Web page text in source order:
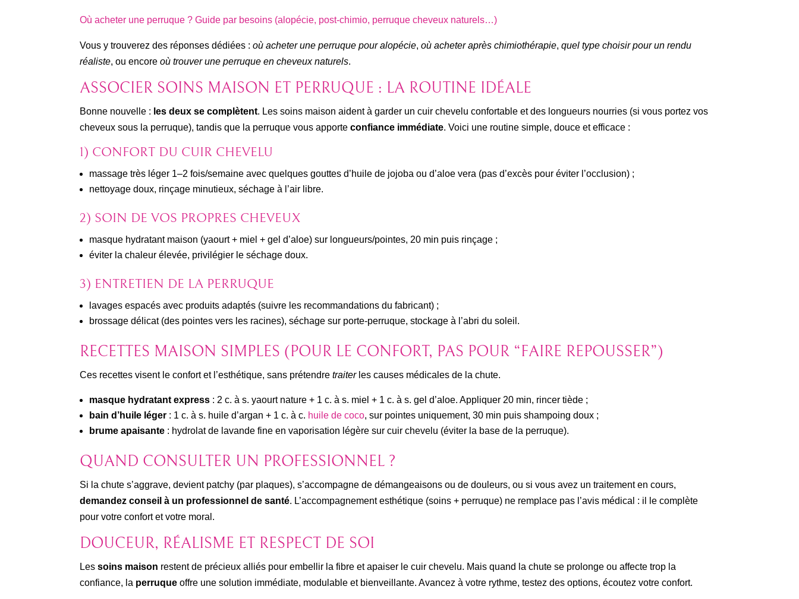
Où acheter une perruque ? Guide par besoins (alopécie, post-chimio, perruque cheveux naturels…)
Vous y trouverez des réponses dédiées :où acheter une perruque pour alopécie,où acheter après chimiothérapie,quel type choisir pour un rendu
réaliste, ou encoreoù trouver une perruque en cheveux naturels.
ASSOCIER SOINS MAISON ET PERRUQUE : LA ROUTINE IDÉALE
Bonne nouvelle : les deux se complètent. Les soins maison aident à garder un cuir chevelu confortable et des longueurs nourries (si vous portez vos
cheveux sous la perruque), tandis que la perruque vous apporteconfiance immédiate. Voici une routine simple, douce et efficace :
1) CONFORT DU CUIR CHEVELU
massage très léger 1–2 fois/semaine avec quelques gouttes d’huile de jojoba ou d’aloe vera (pas d’excès pour éviter l’occlusion) ;
nettoyage doux, rinçage minutieux, séchage à l’air libre.
2) SOIN DE VOS PROPRES CHEVEUX
masque hydratant maison (yaourt + miel + gel d’aloe) sur longueurs/pointes, 20 min puis rinçage ;
éviter la chaleur élevée, privilégier le séchage doux.
3) ENTRETIEN DE LA PERRUQUE
lavages espacés avec produits adaptés (suivre les recommandations du fabricant) ;
brossage délicat (des pointes vers les racines), séchage sur porte-perruque, stockage à l’abri du soleil.
RECETTES MAISON SIMPLES (POUR LE CONFORT, PAS POUR “FAIRE REPOUSSER”)
Ces recettes visent le confort et l’esthétique, sans prétendretraiterles causes médicales de la chute.
masque hydratant express : 2 c. à s. yaourt nature + 1 c. à s. miel + 1 c. à s. gel d’aloe. Appliquer 20 min, rincer tiède ;
bain d’huile léger : 1 c. à s. huile d’argan + 1 c. à c. huile de coco, sur pointes uniquement, 30 min puis shampoing doux ;
brume apaisante : hydrolat de lavande fine en vaporisation légère sur cuir chevelu (éviter la base de la perruque).
QUAND CONSULTER UN PROFESSIONNEL ?
Si la chute s’aggrave, devient patchy (par plaques), s’accompagne de démangeaisons ou de douleurs, ou si vous avez un traitement en cours,
demandez conseil à un professionnel de santé. L’accompagnement esthétique (soins + perruque) ne remplace pas l’avis médical : il le complète
pour votre confort et votre moral.
DOUCEUR, RÉALISME ET RESPECT DE SOI
Lessoins maison restent de précieux alliés pour embellir la fibre et apaiser le cuir chevelu. Mais quand la chute se prolonge ou affecte trop la
confiance, la perruque offre une solution immédiate, modulable et bienveillante. Avancez à votre rythme, testez des options, écoutez votre confort.